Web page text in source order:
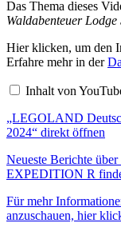
Das Thema dieses
Waldabenteuer Lodge
„LEGOLAND
Deutschland
Resort
–
Waldabenteuer
Saison
2024“
von
YouTube
anzeigen
Hier klicken, um den
Erfahre mehr in der
Inhalt von
„LEGOLAND
2024“ direkt öffnen
Neueste Berichte
EXPEDITION R
Für mehr
anzuschauen, hier